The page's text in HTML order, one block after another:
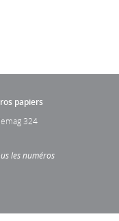
papiers
324
les numéros